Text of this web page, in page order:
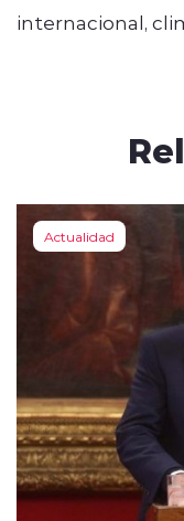
internacional,
Actualidad